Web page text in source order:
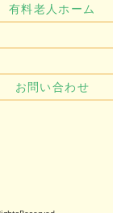
有料老人ホーム
お問い合わせ